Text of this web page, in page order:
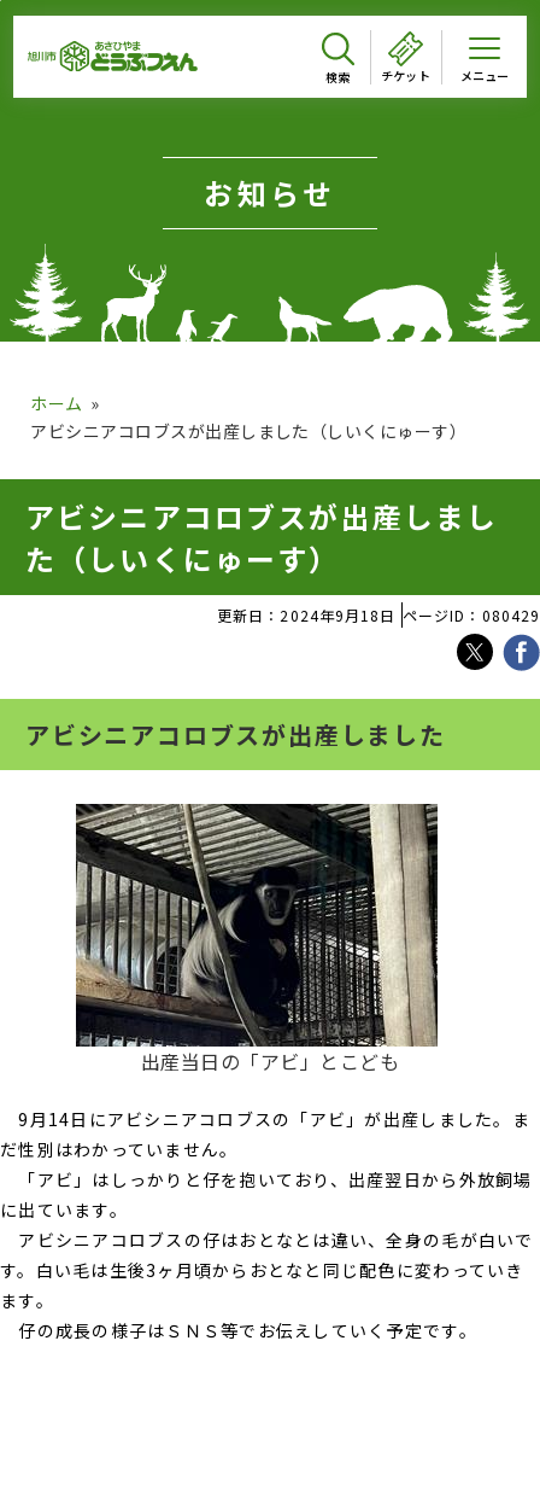
チケット
ページの本文です。
お知らせ
ホーム
アビシニアコロブスが出産しました（しいくにゅーす）
アビシニアコロブスが出産しまし
た（しいくにゅーす）
更新日：2024年9月18日 ページID：080429
アビシニアコロブスが出産しました
出産当日の「アビ」とこども
9月14日にアビシニアコロブスの「アビ」が出産しました。ま
だ性別はわかっていません。
「アビ」はしっかりと仔を抱いており、出産翌日から外放飼場
に出ています。
アビシニアコロブスの仔はおとなとは違い、全身の毛が白いで
す。白い毛は生後3ヶ月頃からおとなと同じ配色に変わっていき
ます。
仔の成長の様子はＳＮＳ等でお伝えしていく予定です。